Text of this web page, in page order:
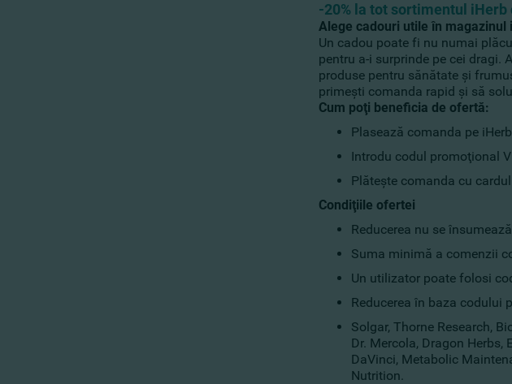
-20% la tot sortimentul iHerb
Alege cadouri utile în magazinul
Un cadou poate fi nu numai
pentru a-i surprinde pe cei dragi.
produse pentru sănătate şi
primeşti comanda rapid şi să
Cum poţi beneficia de ofertă:
Plasează comanda pe
Introdu codul promoţional
Plăteşte comanda cu
Condiţiile ofertei
Reducerea nu se
Suma minimă a comenzii
Un utilizator poate folosi
Reducerea în baza codului
Solgar, Thorne Research,
Dr. Mercola, Dragon Herbs,
DaVinci, Metabolic
Nutrition.